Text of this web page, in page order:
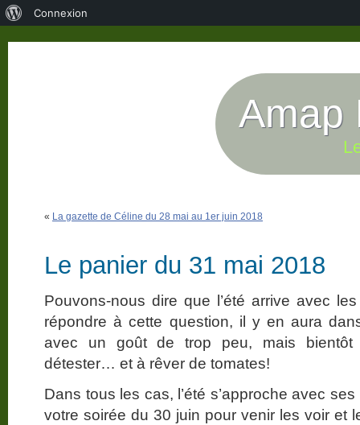
Amap
« La gazette de Céline du 28 mai au 1er juin 2018
Le panier du 31 mai 2018
Pouvons-nous dire que l’été arrive avec
répondre à cette question, il y en aura
avec un goût de trop peu, mais bientôt
détester… et à rêver de tomates!
Dans tous les cas, l’été s’approche avec
votre soirée du 30 juin pour venir les voir et
Connexion